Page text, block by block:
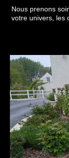
Nous prenons
votre univers, les